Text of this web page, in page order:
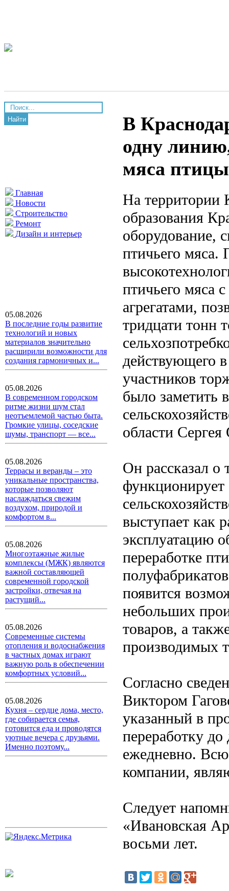
Найти
Главная
Новости
Строительство
Ремонт
Дизайн и интерьер
05.08.2026
В последние годы развитие
технологий и новых
материалов значительно
расширили возможности для
создания гармоничных и...
05.08.2026
В современном городском
ритме жизни шум стал
неотъемлемой частью быта.
Громкие улицы, соседские
шумы, транспорт — все...
05.08.2026
Террасы и веранды – это
уникальные пространства,
которые позволяют
наслаждаться свежим
воздухом, природой и
комфортом в...
05.08.2026
Многоэтажные жилые
комплексы (МЖК) являются
важной составляющей
современной городской
застройки, отвечая на
растущий...
05.08.2026
Современные системы
отопления и водоснабжения
в частных домах играют
важную роль в обеспечении
комфортных условий...
05.08.2026
Кухня – сердце дома, место,
где собирается семья,
готовится еда и проводятся
уютные вечера с друзьями.
Именно поэтому...
В
одну
мяса птицы
На территории
образования
оборудование,
птичьего мяса.
птичьего мяса
агрегатами,
тридцати тонн
действующего
участников
было заметить
области
Он рассказал о
функционирует
выступает как
эксплуатацию
переработке
появится
небольших
товаров, а
производимых
Согласно
Виктором
указанный в
переработку
ежедневно. Всю
компании,
Следует
«Ивановская
восьми лет.